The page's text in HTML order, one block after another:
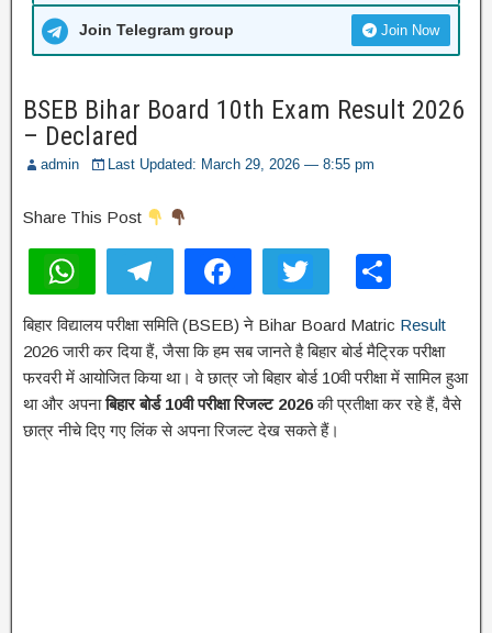
Join Telegram group Join Now
BSEB Bihar Board 10th Exam Result 2026
– Declared
admin Last Updated: March 29, 2026 — 8:55 pm
Share This Post
h
at
s
A
p
el
e
gr
a
m
a
c
e
b
o
wi
tt
er
ar
e
बिहार विद्यालय परीक्षा समिति (BSEB) ने Bihar Board Matric Result
2026 जारी कर दिया हैं, जैसा कि हम सब जानते है बिहार बोर्ड मैट्रिक परीक्षा
फरवरी में आयोजित किया था। वे छात्र जो बिहार बोर्ड 10वी परीक्षा में सामिल हुआ
था और अपनाबिहार बोर्ड10वी परीक्षा रिजल्ट2026की प्रतीक्षा कर रहे हैं, वैसे
छात्र नीचे दिए गए लिंक से अपना रिजल्ट देख सकते हैं।